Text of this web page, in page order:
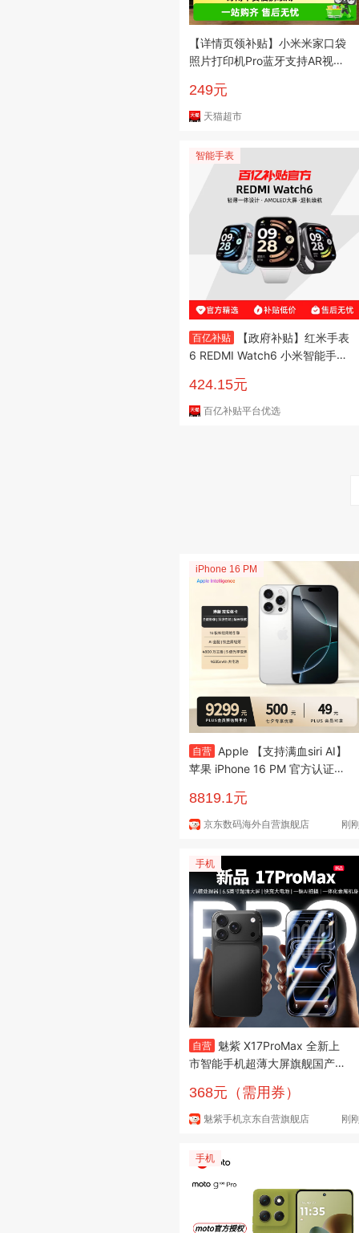
【详情页领补贴】小米米家口袋
照片打印机Pro蓝牙支持AR视频
249元
天猫超市
智能手表
百亿补贴
【政府补贴】红米手表
6 REDMI Watch6 小米智能手表
率高清大屏红米手表5升级款
424.15元
百亿补贴平台优选
iPhone 16 PM
自营
Apple 【支持满血siri AI】
苹果 iPhone 16 PM 官方认证良
白色 512G
8819.1元
京东数码海外自营旗舰店 刚
手机
自营
魅紫 X17ProMax 全新上
市智能手机超薄大屏旗舰国产芯
全网通双卡 黑64G
368元（需用券）
魅紫手机京东自营旗舰店 刚
手机